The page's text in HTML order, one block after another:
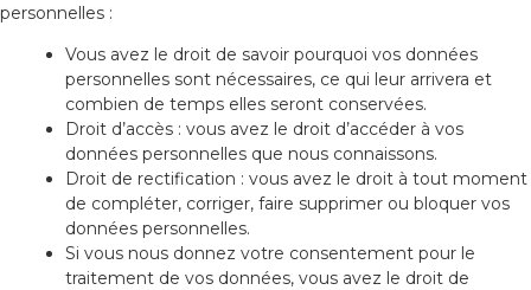
personnelles :
Vous avez le droit de savoir pourquoi vos données
personnelles sont nécessaires, ce qui leur arrivera et
combien de temps elles seront conservées.
Droit d’accès : vous avez le droit d’accéder à vos
données personnelles que nous connaissons.
Droit de rectification : vous avez le droit à tout moment
de compléter, corriger, faire supprimer ou bloquer vos
données personnelles.
Si vous nous donnez votre consentement pour le
traitement de vos données, vous avez le droit de